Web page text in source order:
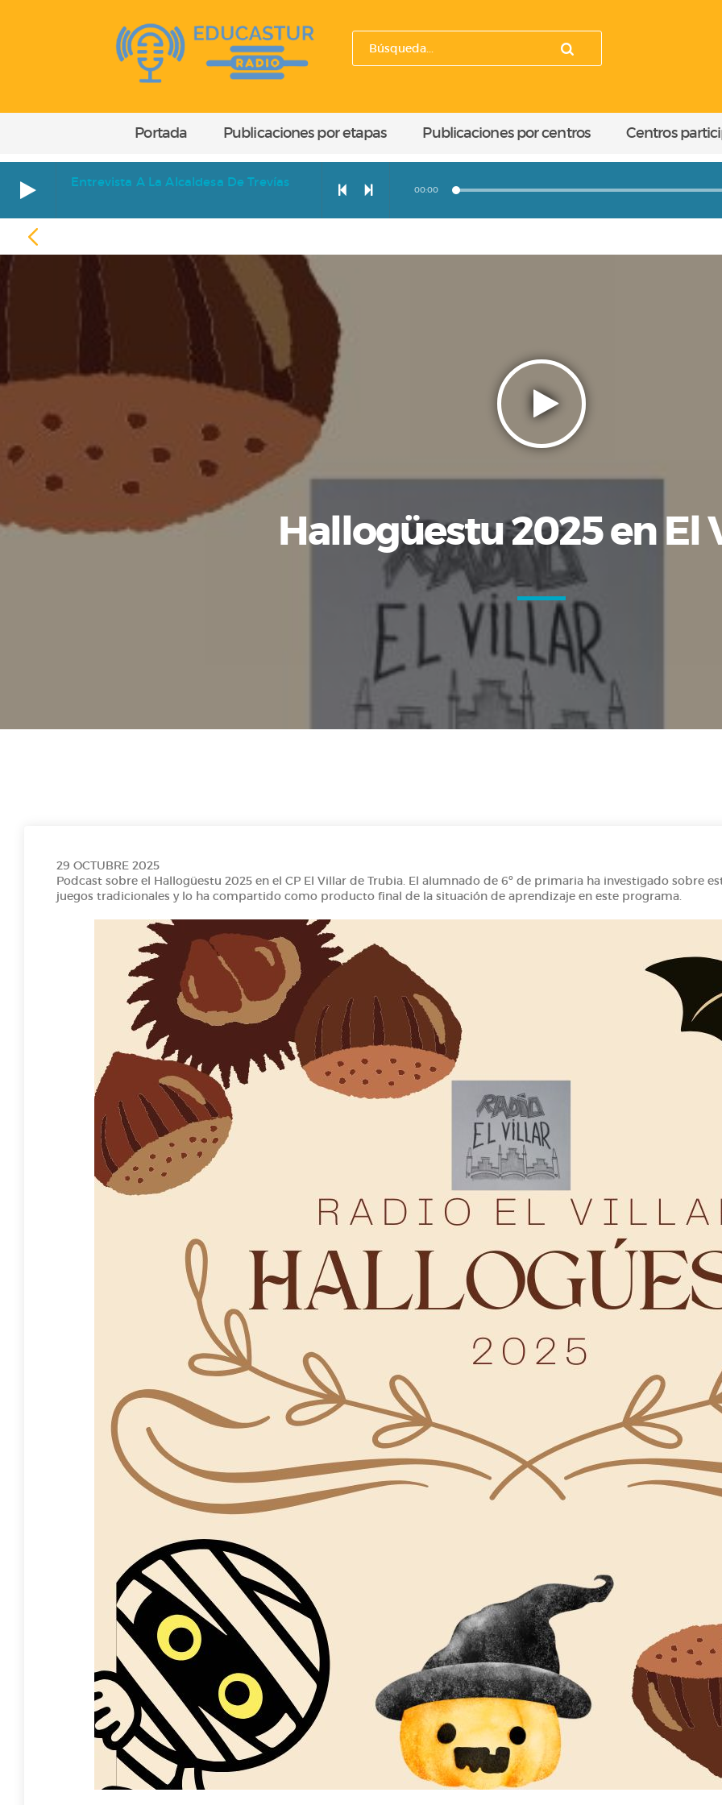
Portada Publicaciones por etapas Publicaciones por centros Centros
Entrevista A La Alcaldesa De Trevías
00:00
Cara a cara. Entrevista a Paz Orviz Ibáñez
Proyecto intergeneracional en el IES Sánchez Lastra
“La monarquía asturiana (Los Reyes de hace la tira)”
Los superhábitos de la salud
FICCIÓN SONORA: "LES ESCURSIONES D`HUNOSA"
Radio Prestosa entrevista a Martín Peláez, presidente del Real Oviedo
Voces del sector_AsturiaMe
Conociendo a Maruja Mallo
Asturias con calma
T1 P4- CURIOSIDADES DE LOS ANIMALES CON 1º
T1 P3- ADIVINANZAS CON 1º
T1 P2- ENGLISH SONGS AND STORYTELLING
Hallogüestu 2025 en El
29 OCTUBRE 2025
Podcast sobre el Hallogüestu 2025 en el CP El Villar de Trubia. El alumnado de 6º de primaria ha investigado sobre
juegos tradicionales y lo ha compartido como producto final de la situación de aprendizaje en este programa.